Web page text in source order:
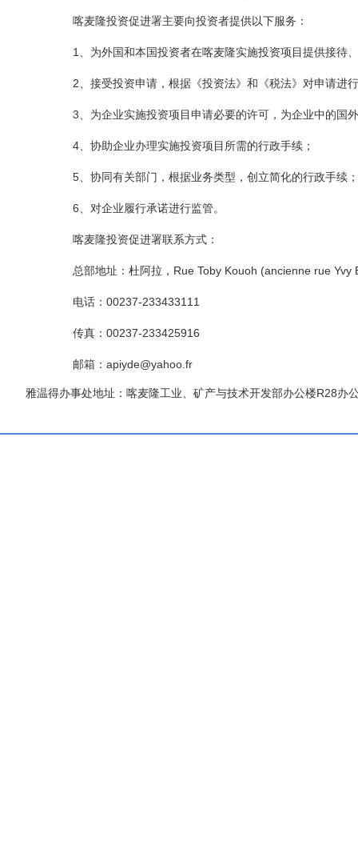
喀麦隆投资促进署主要向投资者提供以下服务：
1 、为外国和本国投资者在喀麦隆实施投资项目提供接待
2 、接受投资申请，根据《投资法》和《税法》对申请进
3 、为企业实施投资项目申请必要的许可，为企业中的国
4 、协助企业办理实施投资项目所需的行政手续；
5 、协同有关部门，根据业务类型，创立简化的行政手续
6 、对企业履行承诺进行监管。
喀麦隆投资促进署联系方式：
总部地址：杜阿拉， Rue Toby Kouoh (ancienne rue Yvy
电话： 00237-233433111
传真： 00237-233425916
邮箱： apiyde@yahoo.fr
雅温得办事处地址：喀麦隆工业、矿产与技术开发部办公楼R28办